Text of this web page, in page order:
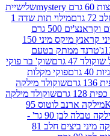
שלישיית
מילוי תות שדה 1
קרם שוקולד לשמרים וקראנצ'ים 500 גרם
פניני קראנץ מיקס מיני 150
בטעם
שוק' בר פוקי
מקלות
שוקולד מילקה
שוקולד מילקה
מילקה ארנב לוטוס 95
שוקולד מילקה טבלה לבן 90 גר' -
מילקה מיני ביצים חלב 81